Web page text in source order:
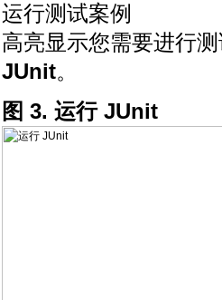
运行测试案例
高亮显示您需要进行
JUnit。
图 3. 运行 JUnit